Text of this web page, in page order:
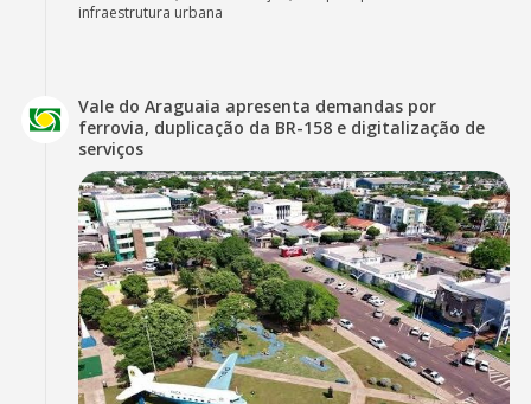
infraestrutura urbana
Vale do Araguaia apresenta demandas por
ferrovia, duplicação da BR-158 e digitalização de
serviços